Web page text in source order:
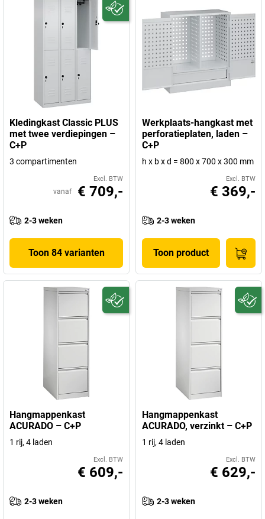
Kledingkast Classic PLUS
met twee verdiepingen –
C+P
3 compartimenten
Excl. BTW
vanaf € 709,-
2-3 weken
Toon 84 varianten
Werkplaats-hangkast met
perforatieplaten, laden –
C+P
h x b x d = 800 x 700 x 300 mm
Excl. BTW
€ 369,-
2-3 weken
Toon product
Hangmappenkast
ACURADO – C+P
1 rij, 4 laden
Excl. BTW
€ 609,-
2-3 weken
Hangmappenkast
ACURADO, verzinkt – C+P
1 rij, 4 laden
Excl. BTW
€ 629,-
2-3 weken